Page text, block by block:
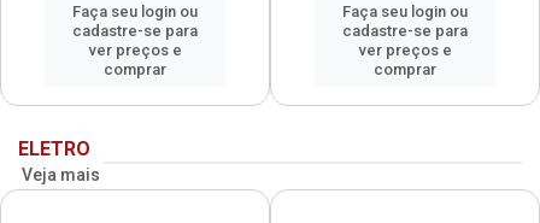
Faça seu login ou
cadastre-se para
ver preços e
comprar
Faça seu login ou
cadastre-se para
ver preços e
comprar
ELETRO
Veja mais